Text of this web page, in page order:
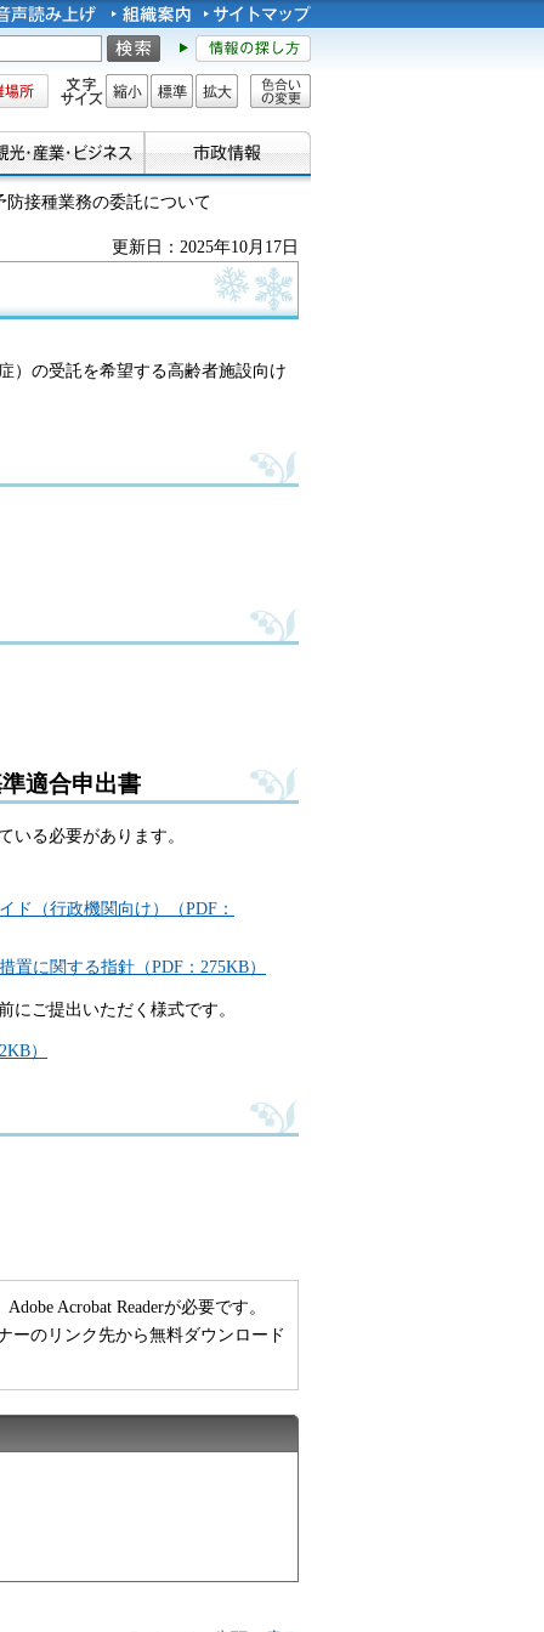
文字サイズ
縮小 標準 拡大
色合い
防接種業務の委託について
更新日：2025年10月17日
）の受託を希望する高齢者施設向け
適合申出書
いる必要があります。
ド（行政機関向け）（PDF：
置に関する指針（PDF：275KB）
ご提出いただく様式です。
）
Acrobat Readerが必要です。
ーのリンク先から無料ダウンロード